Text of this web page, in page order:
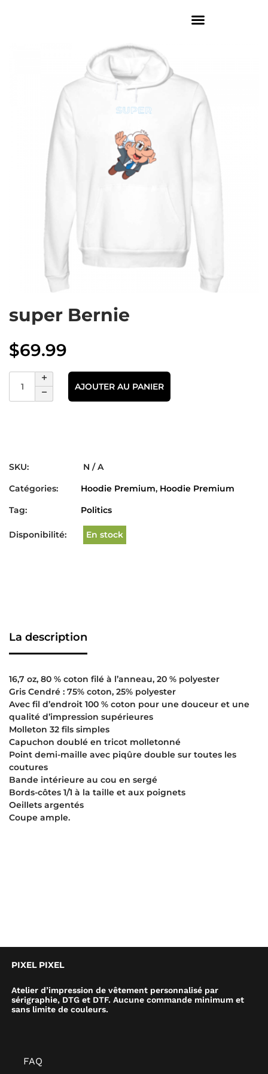
super Bernie
$69.99
AJOUTER AU PANIER
SKU:
N / A
Catégories:
Hoodie Premium, Hoodie Premium
Tag:
Politics
Disponibilité: En stock
La description
16,7 oz, 80 % coton filé à l’anneau, 20 % polyester
Gris Cendré : 75% coton, 25% polyester
Avec fil d’endroit 100 % coton pour une douceur et une
qualité d’impression supérieures
Molleton 32 fils simples
Capuchon doublé en tricot molletonné
Point demi-maille avec piqûre double sur toutes les
coutures
Bande intérieure au cou en sergé
Bords-côtes 1/1 à la taille et aux poignets
Oeillets argentés
Coupe ample.
PIXEL PIXEL
Atelier d’impression de vêtement personnalisé par
sérigraphie, DTG et DTF. Aucune commande minimum et
sans limite de couleurs.
FAQ